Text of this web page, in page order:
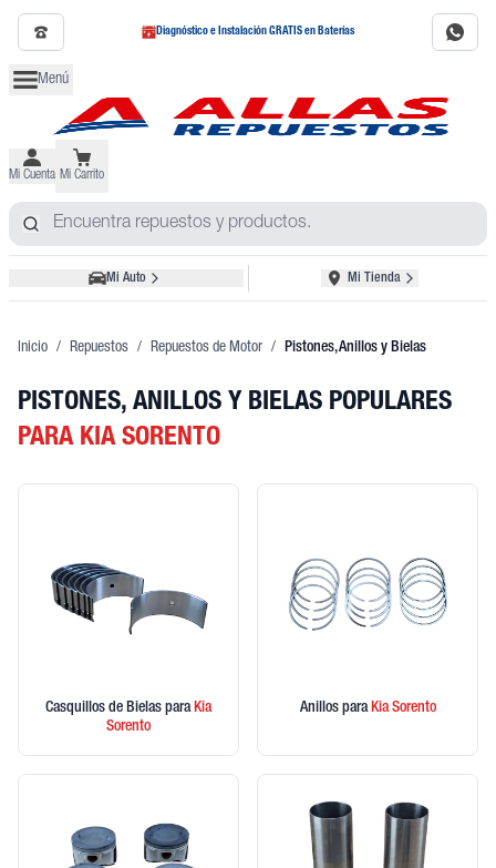
Diagnóstico e Instalación GRATIS en Baterías
Menú
Mi Cuenta Mi Carrito
Mi Auto Mi Tienda
Inicio / Repuestos / Repuestos de Motor / Pistones, Anillos y Bielas
PISTONES, ANILLOS Y BIELAS POPULARES
PARA KIA SORENTO
Casquillos de Bielas paraKia
Sorento
Anillos paraKiaSorento